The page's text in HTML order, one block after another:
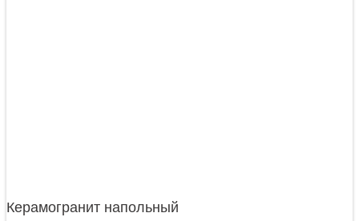
Керамогранит напольный